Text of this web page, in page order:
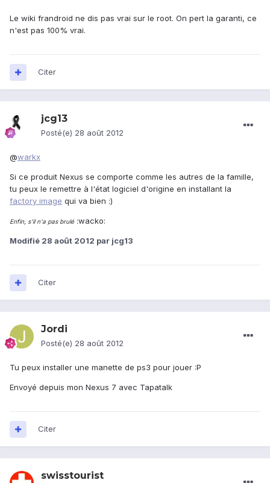
Le wiki frandroid ne dis pas vrai sur le root. On pert la garanti, ce
n'est pas 100% vrai.
Citer
jcg13
Posté(e) 28 août 2012
@warkx
Si ce produit Nexus se comporte comme les autres de la famille,
tu peux le remettre à l'état logiciel d'origine en installant la
factory image qui va bien :)
Enfin, s'il n'a pas brulé:wacko:
Modifié 28 août 2012 par jcg13
Citer
Jordi
Posté(e) 28 août 2012
Tu peux installer une manette de ps3 pour jouer :P
Envoyé depuis mon Nexus 7 avec Tapatalk
Citer
swisstourist